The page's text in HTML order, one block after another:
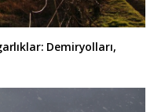
Demiryolları,